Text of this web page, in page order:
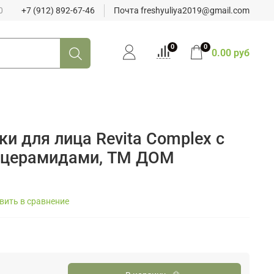
+7 (912) 892-67-46 Почта freshyuliya2019@gmail.com
0 0 0.00 руб
для лица Revita Complex с
церамидами, ТМ ДОМ
в сравнение